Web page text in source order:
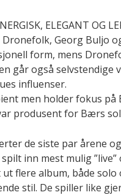
ELEGANT OG
Georg Buljo
form, mens
går også
influenser.
men holder fokus
produsent for Bærs
de siste par årene
inn mest mulig
flere album, både solo
stil. De spiller like